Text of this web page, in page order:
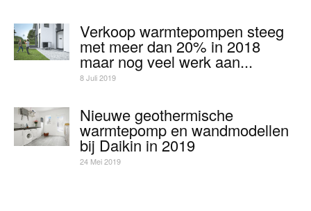
Verkoop warmtepompen steeg
met meer dan 20% in 2018
maar nog veel werk aan...
8 Juli 2019
Nieuwe geothermische
warmtepomp en wandmodellen
bij Daikin in 2019
24 Mei 2019